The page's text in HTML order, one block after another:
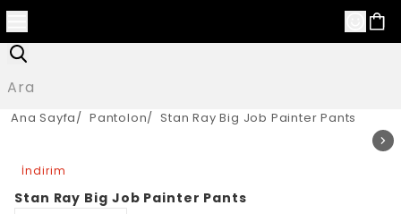
Ana Sayfa/ Pantolon/ Stan Ray Big Job Painter Pants
İndirim
Stan Ray Big Job Painter Pants